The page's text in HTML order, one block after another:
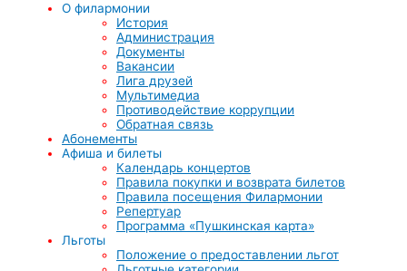
О филармонии
История
Администрация
Документы
Вакансии
Лига друзей
Мультимедиа
Противодействие коррупции
Обратная связь
Абонементы
Афиша и билеты
Календарь концертов
Правила покупки и возврата билетов
Правила посещения Филармонии
Репертуар
Программа «Пушкинская карта»
Льготы
Положение о предоставлении льгот